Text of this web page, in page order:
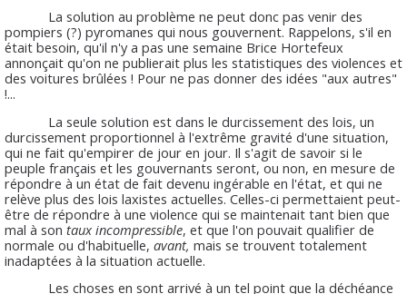
La solution au problème ne peut donc pas venir des
pompiers (?) pyromanes qui nous gouvernent. Rappelons, s'il en
était besoin, qu'il n'y a pas une semaine Brice Hortefeux
annonçait qu'on ne publierait plus les statistiques des violences et
des voitures brûlées ! Pour ne pas donner des idées "aux autres"
!...
La seule solution est dans le durcissement des lois, un
durcissement proportionnel à l'extrême gravité d'une situation,
qui ne fait qu'empirer de jour en jour. Il s'agit de savoir si le
peuple français et les gouvernants seront, ou non, en mesure de
répondre à un état de fait devenu ingérable en l'état, et qui ne
relève plus des lois laxistes actuelles. Celles-ci permettaient peut-
être de répondre à une violence qui se maintenait tant bien que
mal à sontaux incompressible, et que l'on pouvait qualifier de
normale ou d'habituelle, avant, mais se trouvent totalement
inadaptées à la situation actuelle.
Les choses en sont arrivé à un tel point que la déchéance